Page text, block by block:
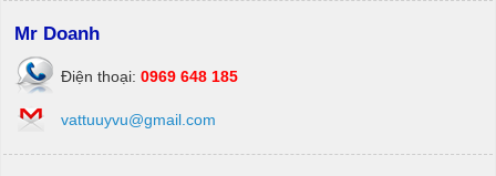
Mr Doanh
Điện thoại: 0969 648 185
vattuuyvu@gmail.com